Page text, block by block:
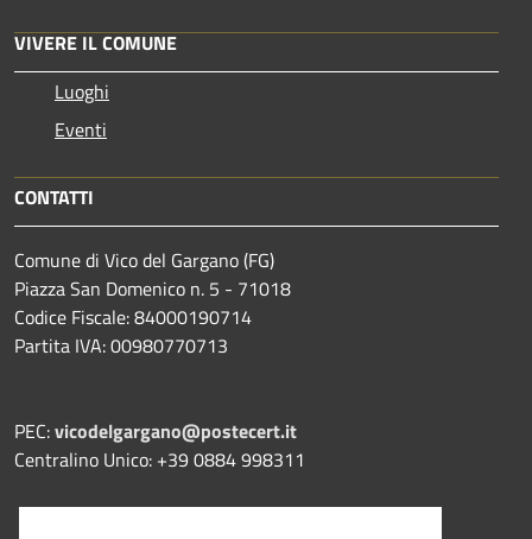
VIVERE IL COMUNE
Luoghi
Eventi
CONTATTI
Comune di Vico del Gargano (FG)
Piazza San Domenico n. 5 - 71018
Codice Fiscale: 84000190714
Partita IVA: 00980770713
PEC:vicodelgargano@postecert.it
Centralino Unico: +39 0884 998311